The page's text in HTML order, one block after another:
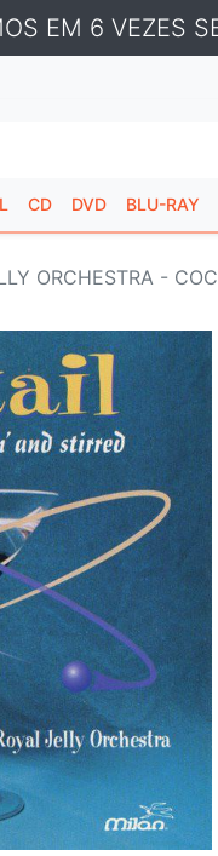
EM 6 VEZES
CD DVD BLU-RAY
ORCHESTRA -